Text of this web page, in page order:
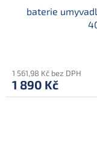
baterie
1 561,98 Kč bez DPH
1 890 Kč